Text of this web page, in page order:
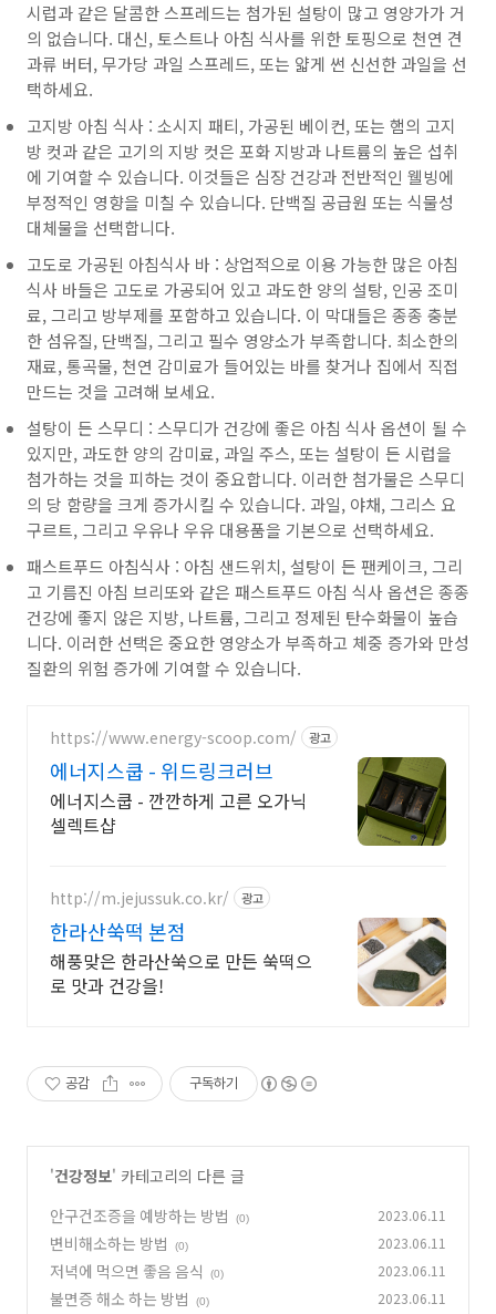
시럽과 같은 달콤한 스프레드는 첨가된 설탕이 많고 영양가가 거
의 없습니다. 대신, 토스트나 아침 식사를 위한 토핑으로 천연 견
과류 버터, 무가당 과일 스프레드, 또는 얇게 썬 신선한 과일을 선
택하세요.
고지방 아침 식사 : 소시지 패티, 가공된 베이컨, 또는 햄의 고지
방 컷과 같은 고기의 지방 컷은 포화 지방과 나트륨의 높은 섭취
에 기여할 수 있습니다. 이것들은 심장 건강과 전반적인 웰빙에
부정적인 영향을 미칠 수 있습니다. 단백질 공급원 또는 식물성
대체물을 선택합니다.
고도로 가공된 아침식사 바 : 상업적으로 이용 가능한 많은 아침
식사 바들은 고도로 가공되어 있고 과도한 양의 설탕, 인공 조미
료, 그리고 방부제를 포함하고 있습니다. 이 막대들은 종종 충분
한 섬유질, 단백질, 그리고 필수 영양소가 부족합니다. 최소한의
재료, 통곡물, 천연 감미료가 들어있는 바를 찾거나 집에서 직접
만드는 것을 고려해 보세요.
설탕이 든 스무디 : 스무디가 건강에 좋은 아침 식사 옵션이 될 수
있지만, 과도한 양의 감미료, 과일 주스, 또는 설탕이 든 시럽을
첨가하는 것을 피하는 것이 중요합니다. 이러한 첨가물은 스무디
의 당 함량을 크게 증가시킬 수 있습니다. 과일, 야채, 그리스 요
구르트, 그리고 우유나 우유 대용품을 기본으로 선택하세요.
패스트푸드 아침식사 : 아침 샌드위치, 설탕이 든 팬케이크, 그리
고 기름진 아침 브리또와 같은 패스트푸드 아침 식사 옵션은 종종
건강에 좋지 않은 지방, 나트륨, 그리고 정제된 탄수화물이 높습
니다. 이러한 선택은 중요한 영양소가 부족하고 체중 증가와 만성
질환의 위험 증가에 기여할 수 있습니다.
https://www.energy-scoop.com/ 광고
에너지스쿱 - 위드링크러브
에너지스쿱 - 깐깐하게 고른 오가닉
셀렉트샵
http://m.jejussuk.co.kr/ 광고
한라산쑥떡 본점
해풍맞은 한라산쑥으로 만든 쑥떡으
로 맛과 건강을!
공감 구독하기
'건강정보' 카테고리의 다른 글
안구건조증을 예방하는 방법
(0) 2023.06.11
변비해소하는 방법 (0) 2023.06.11
저녁에 먹으면 좋음 음식 (0) 2023.06.11
불면증 해소 하는 방법 (0) 2023.06.11